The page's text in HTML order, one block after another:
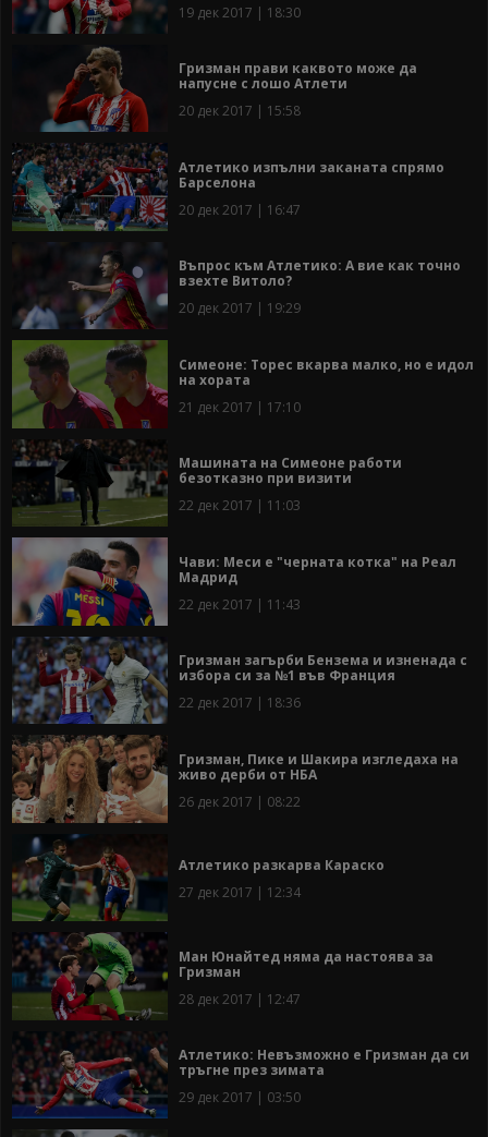
19 дек 2017 | 18:30
Гризман прави каквото може да
напусне с лошо Атлети
20 дек 2017 | 15:58
Атлетико изпълни заканата спрямо
Барселона
20 дек 2017 | 16:47
Въпрос към Атлетико: А вие как точно
взехте Витоло?
20 дек 2017 | 19:29
Симеоне: Торес вкарва малко, но е идол
на хората
21 дек 2017 | 17:10
Машината на Симеоне работи
безотказно при визити
22 дек 2017 | 11:03
Чави: Меси е "черната котка" на Реал
Мадрид
22 дек 2017 | 11:43
Гризман загърби Бензема и изненада с
избора си за №1 във Франция
22 дек 2017 | 18:36
Гризман, Пике и Шакира изгледаха на
живо дерби от НБА
26 дек 2017 | 08:22
Атлетико разкарва Караско
27 дек 2017 | 12:34
Ман Юнайтед няма да настоява за
Гризман
28 дек 2017 | 12:47
Атлетико: Невъзможно е Гризман да си
тръгне през зимата
29 дек 2017 | 03:50